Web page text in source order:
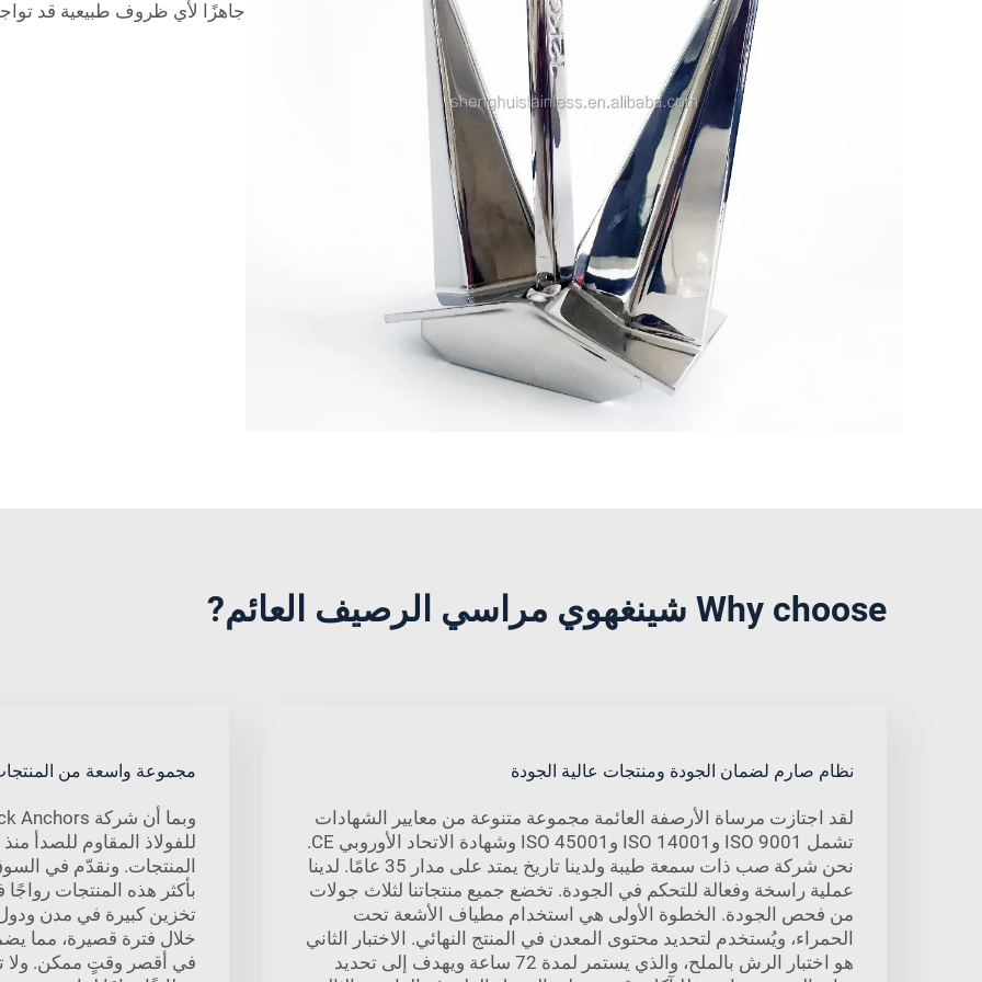
جاهزًا لأي ظروف طبيعية قد
Why choose شينغهوي مراسي الرصيف العائم?
نظام صارم لضمان الجودة ومنتجات عالية الجودة
لقد اجتازت مرساة الأرصفة العائمة مجموعة متنوعة من معايير الشهادات
تشمل ISO 9001 وISO 14001 وISO 45001 وشهادة الاتحاد الأوروبي CE.
نحن شركة صب ذات سمعة طيبة ولدينا تاريخ يمتد على مدار 35 عامًا. لدينا
عملية راسخة وفعالة للتحكم في الجودة. تخضع جميع منتجاتنا لثلاث جولات
من فحص الجودة. الخطوة الأولى هي استخدام مطياف الأشعة تحت
الحمراء، ويُستخدم لتحديد محتوى المعدن في المنتج النهائي. الاختبار الثاني
هو اختبار الرش بالملح، والذي يستمر لمدة 72 ساعة ويهدف إلى تحديد
مجموعة واسعة من
المنتجات. ونقدّم في
بأكثر هذه المنتجات رواجًا
تخزين كبيرة في مدن
خلال فترة قصيرة، مما
في أقصر وقتٍ ممكن. ولا